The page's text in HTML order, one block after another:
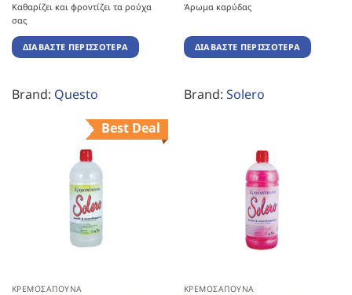
Καθαρίζει και φροντίζει τα ρούχα
σας
ΔΙΑΒΆΣΤΕ ΠΕΡΙΣΣΌΤΕΡΑ
Brand: Questo
Άρωμα καρύδας
ΔΙΑΒΆΣΤΕ ΠΕΡΙΣΣΌΤΕΡΑ
Brand: Solero
Best Deal
ΚΡΕΜΟΣΆΠΟΥΝΑ ΚΡΕΜΟΣΆΠΟΥΝΑ